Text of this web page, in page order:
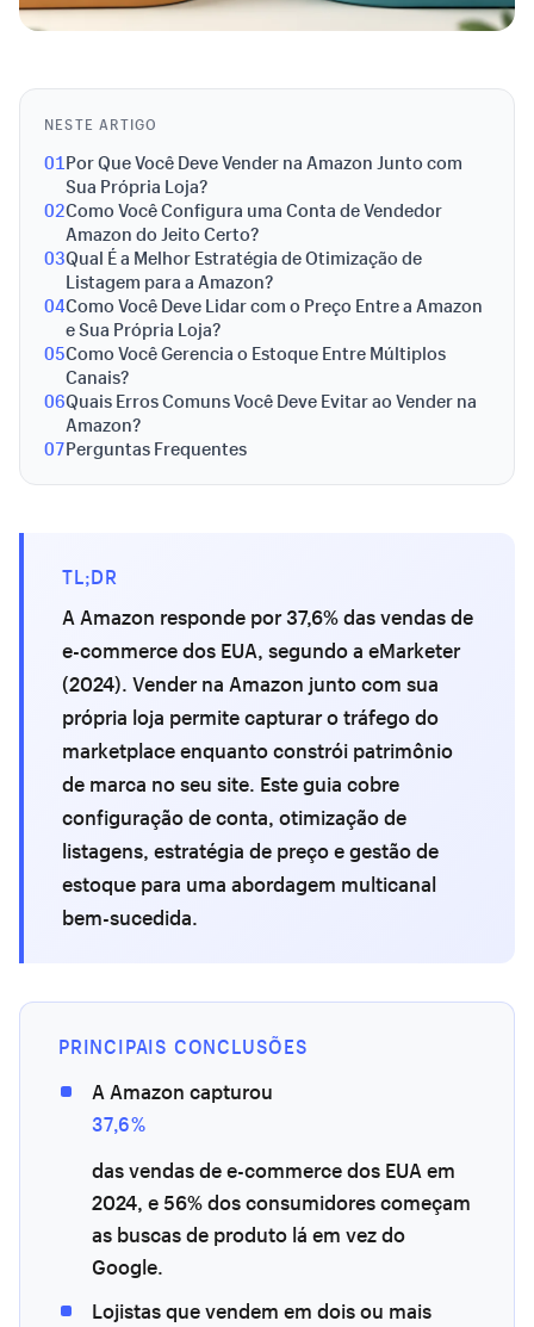
NESTE ARTIGO
01Por Que Você Deve Vender na Amazon Junto com
Sua Própria Loja?
02Como Você Configura uma Conta de Vendedor
Amazon do Jeito Certo?
03Qual É a Melhor Estratégia de Otimização de
Listagem para a Amazon?
04Como Você Deve Lidar com o Preço Entre a Amazon
e Sua Própria Loja?
05Como Você Gerencia o Estoque Entre Múltiplos
Canais?
06Quais Erros Comuns Você Deve Evitar ao Vender na
Amazon?
07Perguntas Frequentes
TL;DR
A Amazon responde por 37,6% das vendas de
e-commerce dos EUA, segundo a eMarketer
(2024). Vender na Amazon junto com sua
própria loja permite capturar o tráfego do
marketplace enquanto constrói patrimônio
de marca no seu site. Este guia cobre
configuração de conta, otimização de
listagens, estratégia de preço e gestão de
estoque para uma abordagem multicanal
bem-sucedida.
PRINCIPAIS CONCLUSÕES
A Amazon capturou
37,6%
das vendas de e-commerce dos EUA em
2024, e 56% dos consumidores começam
as buscas de produto lá em vez do
Google.
Lojistas que vendem em dois ou mais